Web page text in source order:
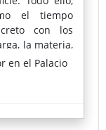
el tiempo
con los
la materia,
y la
de
en el Palacio